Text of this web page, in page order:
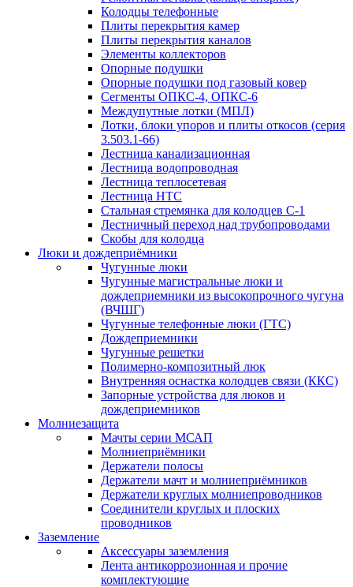
Колодцы телефонные
Плиты перекрытия камер
Плиты перекрытия каналов
Элементы коллекторов
Опорные подушки
Опорные подушки под газовый ковер
Сегменты ОПКС-4, ОПКС-6
Междупутные лотки (МПЛ)
Лотки, блоки упоров и плиты откосов (серия
3.503.1-66)
Лестница канализационная
Лестница водопроводная
Лестница теплосетевая
Лестница НТС
Стальная стремянка для колодцев С-1
Лестничный переход над трубопроводами
Скобы для колодца
Люки и дождеприёмники
Чугунные люки
Чугунные магистральные люки и
дождеприемники из высокопрочного чугуна
(ВЧШГ)
Чугунные телефонные люки (ГТС)
Дождеприемники
Чугунные решетки
Полимерно-композитный люк
Внутренняя оснастка колодцев связи (ККС)
Запорные устройства для люков и
дождеприемников
Молниезащита
Мачты серии МСАП
Молниеприёмники
Держатели полосы
Держатели мачт и молниеприёмников
Держатели круглых молниепроводников
Cоединители круглых и плоских
проводников
Заземление
Аксессуары заземления
Лента антикоррозионная и прочие
комплектующие